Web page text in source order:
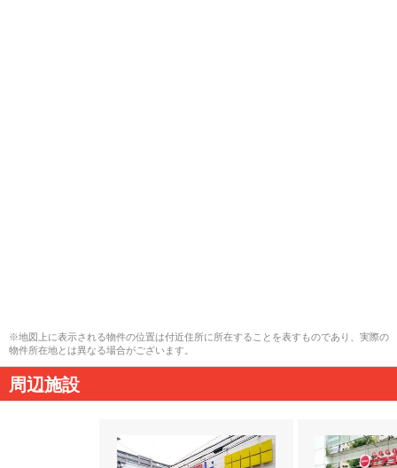
※地図上に表示される物件の位置は付近住所に所在することを表すものであり、実際の
物件所在地とは異なる場合がございます。
周辺施設